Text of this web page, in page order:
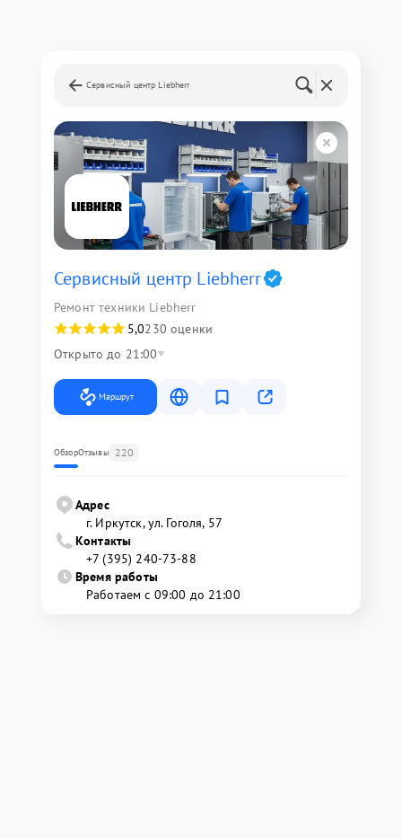
Сервисный центр Liebherr
Сервисный центр Liebherr
Ремонт техники Liebherr
5,0230 оценки
Открыто до 21:00
Маршрут
ОбзорОтзывы 220
Адрес
г. Иркутск, ул. ​Гоголя, 57
Контакты
+7 (395) 240-73-88
Время работы
Работаем с 09:00 до 21:00